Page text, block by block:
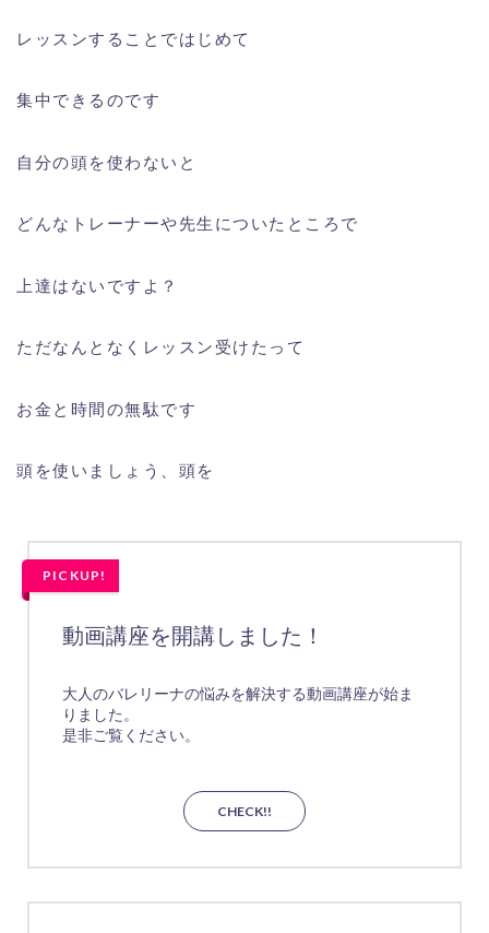
レッスンすることではじめて
集中できるのです
自分の頭を使わないと
どんなトレーナーや先生についたところで
上達はないですよ？
ただなんとなくレッスン受けたって
お金と時間の無駄です
頭を使いましょう、頭を
PICKUP!
動画講座を開講しました！
大人のバレリーナの悩みを解決する動画講座が始ま
りました。
是非ご覧ください。
CHECK!!